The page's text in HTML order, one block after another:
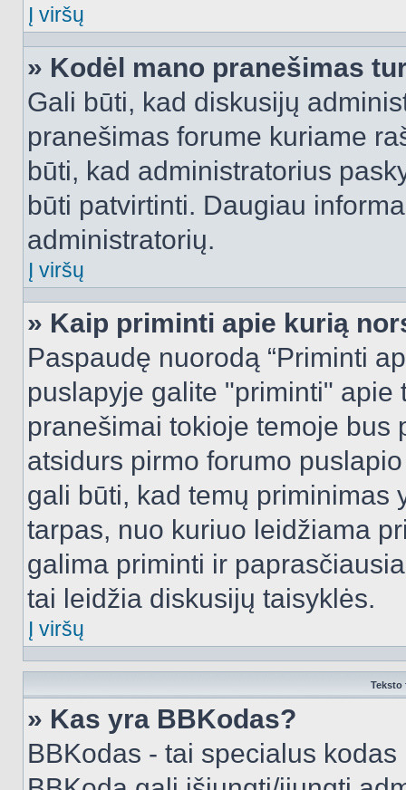
Į viršų
» Kodėl mano pranešimas
Gali būti, kad diskusijų
pranešimas forume kuriame
būti, kad administratorius
būti patvirtinti. Daugiau
administratorių.
Į viršų
» Kaip priminti apie kurią
Paspaudę nuorodą “Priminti
puslapyje galite "priminti"
pranešimai tokioje temoje bus
atsidurs pirmo forumo
gali būti, kad temų priminimas
tarpas, nuo kuriuo leidžiama
galima priminti ir
tai leidžia diskusijų taisyklės.
Į viršų
Teksto
» Kas yra BBKodas?
BBKodas - tai specialus